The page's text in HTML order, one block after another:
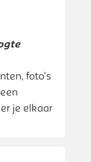
foto's
je elkaar